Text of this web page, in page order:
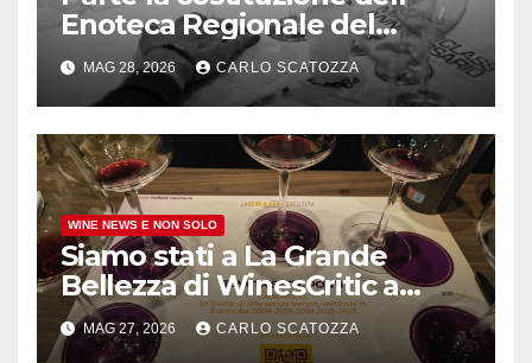
Enoteca Regionale del
Taurasi Docg, l’annuncio del
comune irpino
MAG 28, 2026 CARLO SCATOZZA
WINE NEWS E NON SOLO
Siamo stati a La Grande
Bellezza di WinesCritic a
Napoli, davvero bello e non
banale
MAG 27, 2026 CARLO SCATOZZA